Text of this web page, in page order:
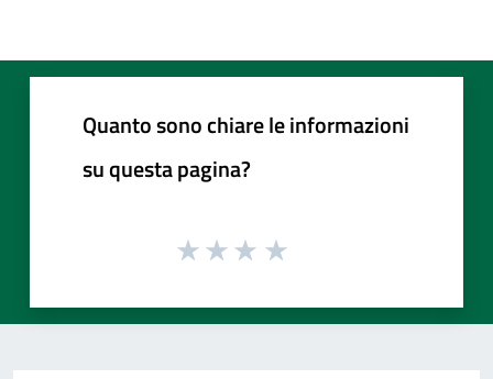
Quanto sono chiare le informazioni
su questa pagina?